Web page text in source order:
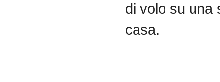
di volo su una
casa.